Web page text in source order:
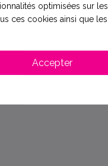
optimisées sur les
ces cookies ainsi que les
Accepter